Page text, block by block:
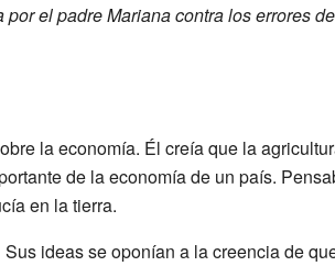
por el padre Mariana contra los errores
la economía. Él creía que la
de la economía de un país.
en la tierra.
Sus ideas se oponían a la creencia de